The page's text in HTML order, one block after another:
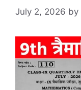
July 2, 2026 by